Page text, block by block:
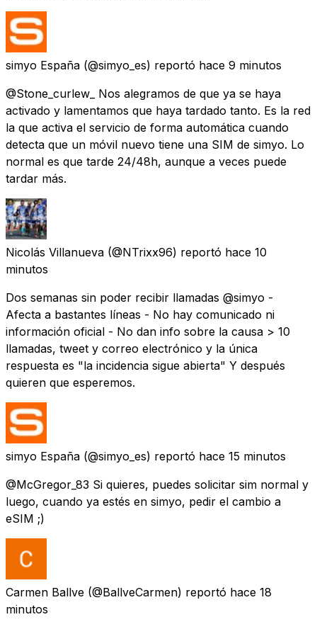
simyo España (@simyo_es) reportó hace 9 minutos
@Stone_curlew_ Nos alegramos de que ya se haya
activado y lamentamos que haya tardado tanto. Es la red
la que activa el servicio de forma automática cuando
detecta que un móvil nuevo tiene una SIM de simyo. Lo
normal es que tarde 24/48h, aunque a veces puede
tardar más.
Nicolás Villanueva (@NTrixx96) reportó hace 10
minutos
Dos semanas sin poder recibir llamadas @simyo -
Afecta a bastantes líneas - No hay comunicado ni
información oficial - No dan info sobre la causa > 10
llamadas, tweet y correo electrónico y la única
respuesta es "la incidencia sigue abierta" Y después
quieren que esperemos.
simyo España (@simyo_es) reportó hace 15 minutos
@McGregor_83 Si quieres, puedes solicitar sim normal y
luego, cuando ya estés en simyo, pedir el cambio a
eSIM ;)
Carmen Ballve (@BallveCarmen) reportó hace 18
minutos